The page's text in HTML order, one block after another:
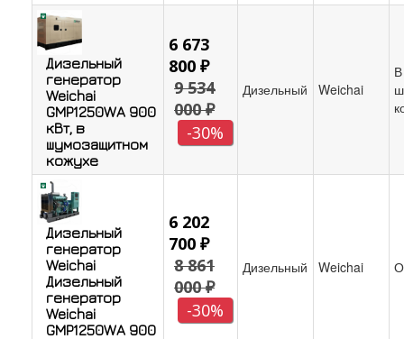
Дизельный
генератор
Weichai
GMP1250WA 900
кВт, в
шумозащитном
кожухе
6 673
800 ₽
9 534
000 ₽
-30%
Дизельный Weichai
В
Дизельный
генератор
Weichai
Дизельный
генератор
Weichai
GMP1250WA 900
6 202
700 ₽
8 861
000 ₽
-30%
Дизельный Weichai